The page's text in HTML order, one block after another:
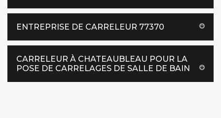
ENTREPRISE DE CARRELEUR 77370
CARRELEUR À CHATEAUBLEAU POUR LA
POSE DE CARRELAGES DE SALLE DE BAIN